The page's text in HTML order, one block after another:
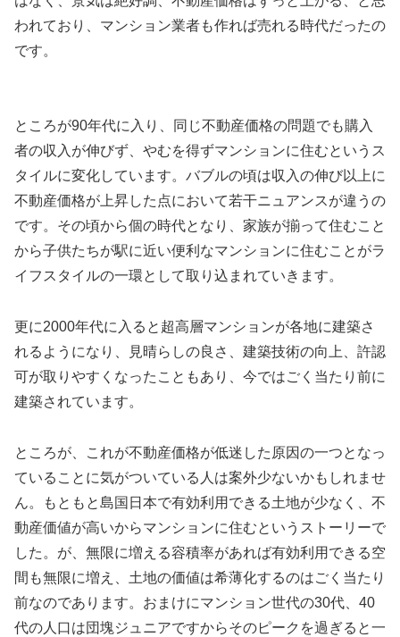
われており、マンション業者も作れば売れる時代だったの
です。
ところが90年代に入り、同じ不動産価格の問題でも購入
者の収入が伸びず、やむを得ずマンションに住むというス
タイルに変化しています。バブルの頃は収入の伸び以上に
不動産価格が上昇した点において若干ニュアンスが違うの
です。その頃から個の時代となり、家族が揃って住むこと
から子供たちが駅に近い便利なマンションに住むことがラ
イフスタイルの一環として取り込まれていきます。
更に2000年代に入ると超高層マンションが各地に建築さ
れるようになり、見晴らしの良さ、建築技術の向上、許認
可が取りやすくなったこともあり、今ではごく当たり前に
建築されています。
ところが、これが不動産価格が低迷した原因の一つとなっ
ていることに気がついている人は案外少ないかもしれませ
ん。もともと島国日本で有効利用できる土地が少なく、不
動産価値が高いからマンションに住むというストーリーで
した。が、無限に増える容積率があれば有効利用できる空
間も無限に増え、土地の価値は希薄化するのはごく当たり
前なのであります。おまけにマンション世代の30代、40
代の人口は団塊ジュニアですからそのピークを過ぎると一